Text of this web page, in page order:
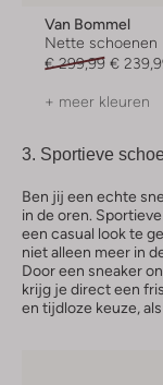
Van Bommel
Nette schoenen
€ 299,99 €
+ meer kleuren
3. Sportieve
Ben jij een echte
in de oren.
een casual look te
niet alleen meer in
Door een sneaker
krijg je direct een
en tijdloze keuze,